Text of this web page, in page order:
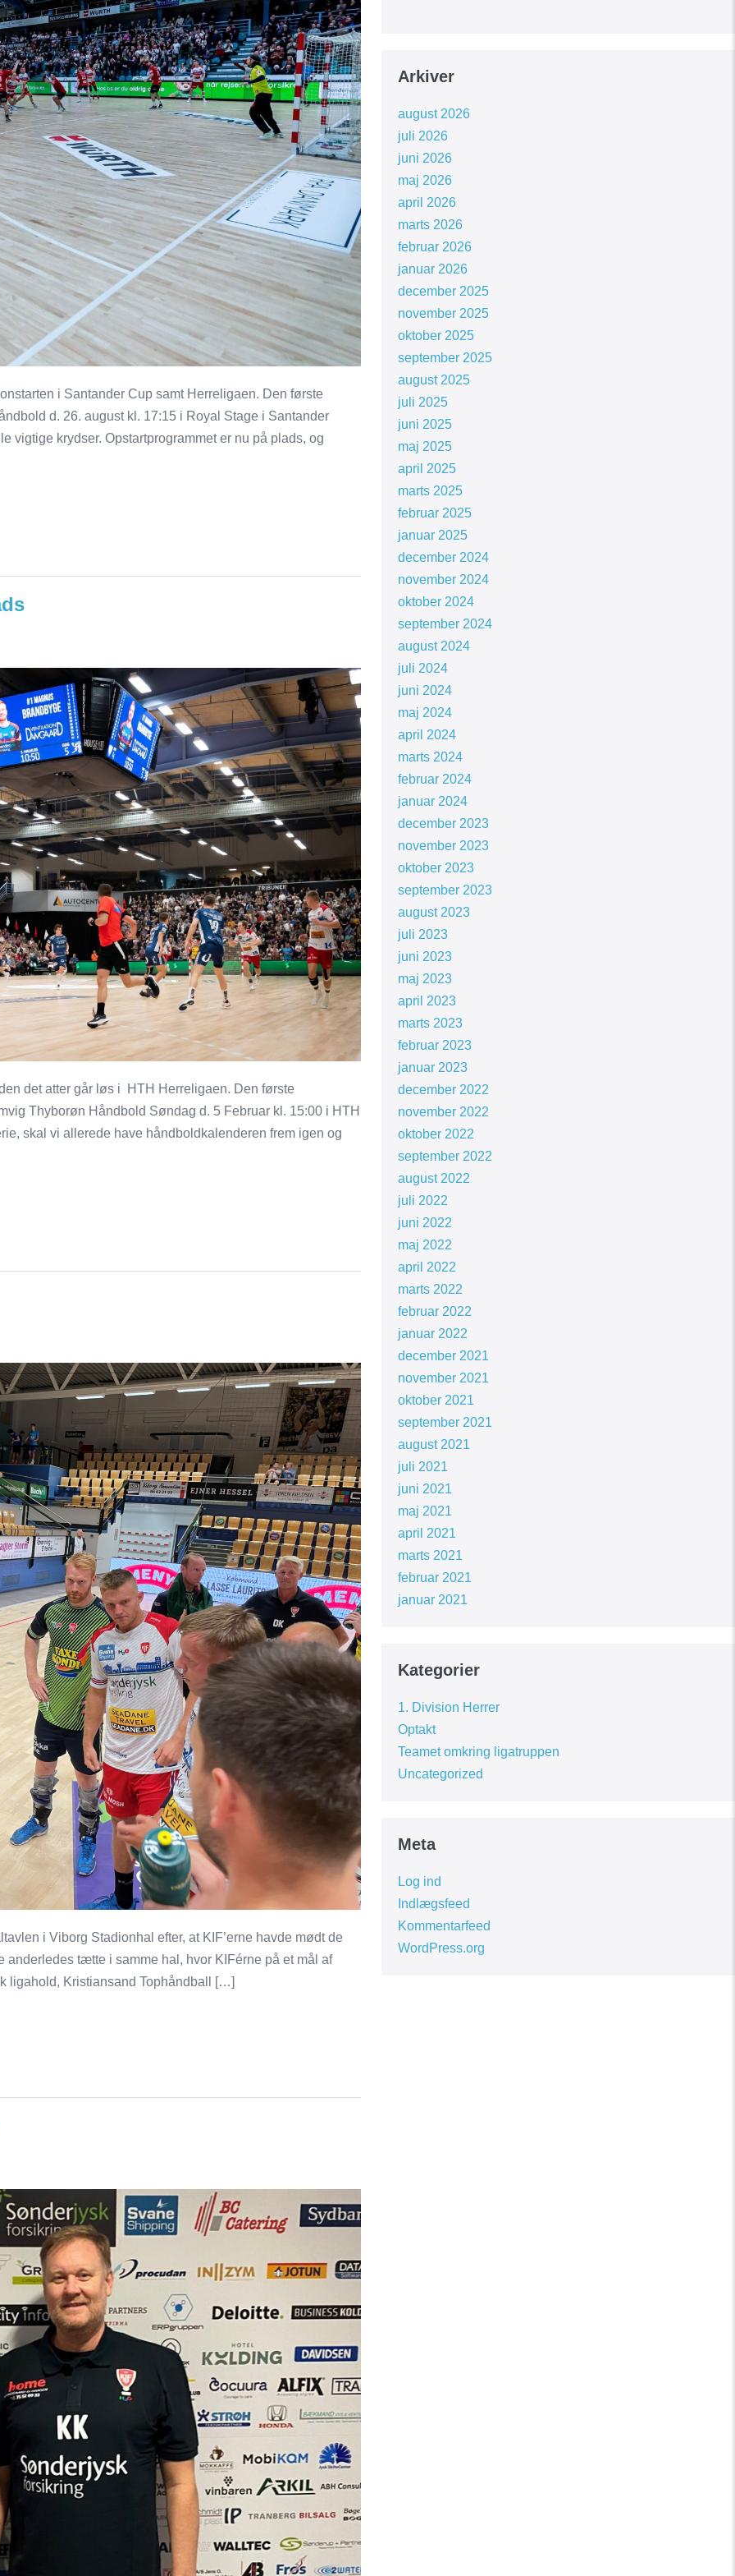
i Santander Cup samt Herreligaen. Den første
d. 26. august kl. 17:15 i Royal Stage i Santander
vigtige krydser. Opstartprogrammet er nu på plads, og
det atter går løs i HTH Herreligaen. Den første
Thyborøn Håndbold Søndag d. 5 Februar kl. 15:00 i HTH
skal vi allerede have håndboldkalenderen frem igen og
i Viborg Stadionhal efter, at KIF’erne havde mødt de
tætte i samme hal, hvor KIFérne på et mål af
ligahold, Kristiansand Tophåndball […]
Arkiver
august 2026
juli 2026
juni 2026
maj 2026
april 2026
marts 2026
februar 2026
januar 2026
december 2025
november 2025
oktober 2025
september 2025
august 2025
juli 2025
juni 2025
maj 2025
april 2025
marts 2025
februar 2025
januar 2025
december 2024
november 2024
oktober 2024
september 2024
august 2024
juli 2024
juni 2024
maj 2024
april 2024
marts 2024
februar 2024
januar 2024
december 2023
november 2023
oktober 2023
september 2023
august 2023
juli 2023
juni 2023
maj 2023
april 2023
marts 2023
februar 2023
januar 2023
december 2022
november 2022
oktober 2022
september 2022
august 2022
juli 2022
juni 2022
maj 2022
april 2022
marts 2022
februar 2022
januar 2022
december 2021
november 2021
oktober 2021
september 2021
august 2021
juli 2021
juni 2021
maj 2021
april 2021
marts 2021
februar 2021
januar 2021
Kategorier
1. Division Herrer
Optakt
Teamet omkring ligatruppen
Uncategorized
Meta
Log ind
Indlægsfeed
Kommentarfeed
WordPress.org